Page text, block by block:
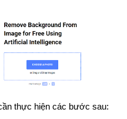
thực hiện các bước sau: